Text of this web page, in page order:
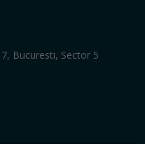
Bucuresti, Sector 5